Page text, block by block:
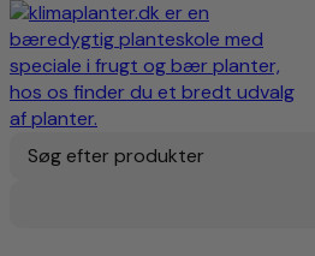
Søg efter produkter